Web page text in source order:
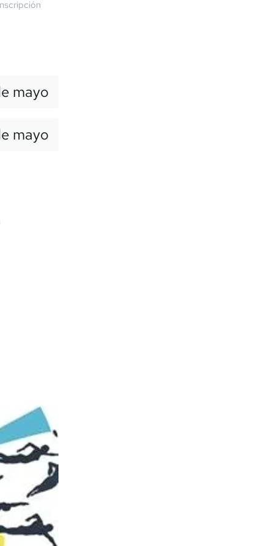
mayo
mayo